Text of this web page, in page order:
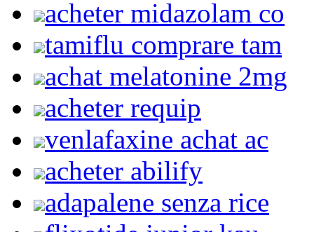
acheter midazolam co
tamiflu comprare tam
achat melatonine 2mg
acheter requip
venlafaxine achat ac
acheter abilify
adapalene senza rice